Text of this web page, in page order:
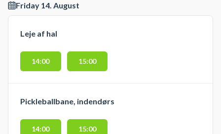
Friday 14. August
Leje af hal
14:00 15:00
Pickleballbane, indendørs
14:00 15:00